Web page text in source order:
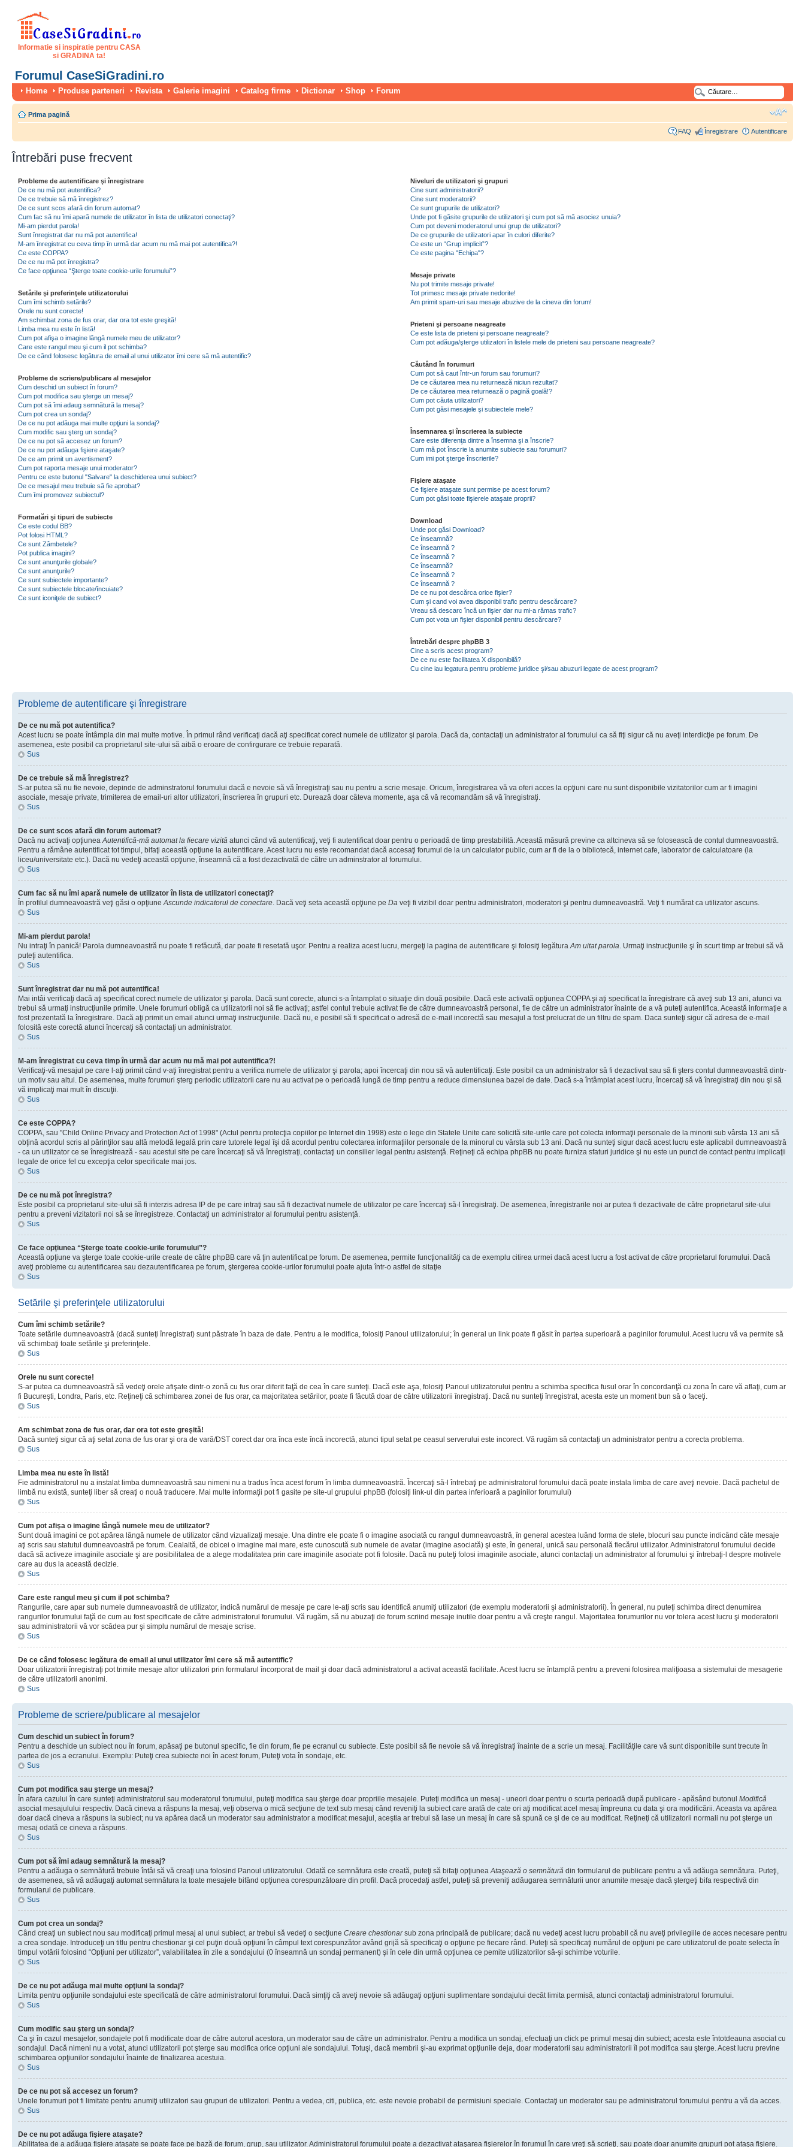
Informatie si inspiratie pentru CASA
si GRADINA ta!
Forumul CaseSiGradini.ro
Home Produse parteneri Revista Galerie imagini Catalog firme Dictionar Shop Forum
Prima pagină
FAQ Înregistrare Autentificare
Întrebări puse frecvent
Probleme de autentificare şi înregistrare
De ce nu mă pot autentifica?
De ce trebuie să mă înregistrez?
De ce sunt scos afară din forum automat?
Cum fac să nu îmi apară numele de utilizator în lista de utilizatori conectaţi?
Mi-am pierdut parola!
Sunt înregistrat dar nu mă pot autentifica!
M-am înregistrat cu ceva timp în urmă dar acum nu mă mai pot autentifica?!
Ce este COPPA?
De ce nu mă pot înregistra?
Ce face opţiunea “Şterge toate cookie-urile forumului”?
Setările şi preferinţele utilizatorului
Cum îmi schimb setările?
Orele nu sunt corecte!
Am schimbat zona de fus orar, dar ora tot este greşită!
Limba mea nu este în listă!
Cum pot afişa o imagine lângă numele meu de utilizator?
Care este rangul meu şi cum il pot schimba?
De ce când folosesc legătura de email al unui utilizator îmi cere să mă autentific?
Probleme de scriere/publicare al mesajelor
Cum deschid un subiect în forum?
Cum pot modifica sau şterge un mesaj?
Cum pot să îmi adaug semnătură la mesaj?
Cum pot crea un sondaj?
De ce nu pot adăuga mai multe opţiuni la sondaj?
Cum modific sau şterg un sondaj?
De ce nu pot să accesez un forum?
De ce nu pot adăuga fişiere ataşate?
De ce am primit un avertisment?
Cum pot raporta mesaje unui moderator?
Pentru ce este butonul "Salvare" la deschiderea unui subiect?
De ce mesajul meu trebuie să fie aprobat?
Cum îmi promovez subiectul?
Formatări şi tipuri de subiecte
Ce este codul BB?
Pot folosi HTML?
Ce sunt Zâmbetele?
Pot publica imagini?
Ce sunt anunţurile globale?
Ce sunt anunţurile?
Ce sunt subiectele importante?
Ce sunt subiectele blocate/încuiate?
Ce sunt iconiţele de subiect?
Niveluri de utilizatori şi grupuri
Cine sunt administratorii?
Cine sunt moderatorii?
Ce sunt grupurile de utilizatori?
Unde pot fi găsite grupurile de utilizatori şi cum pot să mă asociez unuia?
Cum pot deveni moderatorul unui grup de utilizatori?
De ce grupurile de utilizatori apar în culori diferite?
Ce este un “Grup implicit”?
Ce este pagina "Echipa"?
Mesaje private
Nu pot trimite mesaje private!
Tot primesc mesaje private nedorite!
Am primit spam-uri sau mesaje abuzive de la cineva din forum!
Prieteni şi persoane neagreate
Ce este lista de prieteni şi persoane neagreate?
Cum pot adăuga/şterge utilizatori în listele mele de prieteni sau persoane neagreate?
Căutând în forumuri
Cum pot să caut într-un forum sau forumuri?
De ce căutarea mea nu returnează niciun rezultat?
De ce căutarea mea returnează o pagină goală!?
Cum pot căuta utilizatori?
Cum pot găsi mesajele şi subiectele mele?
Însemnarea şi înscrierea la subiecte
Care este diferenţa dintre a însemna şi a înscrie?
Cum mă pot înscrie la anumite subiecte sau forumuri?
Cum imi pot şterge înscrierile?
Fişiere ataşate
Ce fişiere ataşate sunt permise pe acest forum?
Cum pot găsi toate fişierele ataşate proprii?
Download
Unde pot găsi Download?
Ce înseamnă?
Ce înseamnă ?
Ce înseamnă ?
Ce înseamnă?
Ce înseamnă ?
Ce înseamnă ?
De ce nu pot descărca orice fişier?
Cum şi cand voi avea disponibil trafic pentru descărcare?
Vreau să descarc încă un fişier dar nu mi-a rămas trafic?
Cum pot vota un fişier disponibil pentru descărcare?
Întrebări despre phpBB 3
Cine a scris acest program?
De ce nu este facilitatea X disponibilă?
Cu cine iau legatura pentru probleme juridice şi/sau abuzuri legate de acest program?
Probleme de autentificare şi înregistrare
De ce nu mă pot autentifica?
Acest lucru se poate întâmpla din mai multe motive. În primul rând verificaţi dacă aţi specificat corect numele de utilizator şi parola. Dacă da, contactaţi un administrator al forumului ca să fiţi sigur că nu aveţi interdicţie pe forum. De
asemenea, este posibil ca proprietarul site-ului să aibă o eroare de confirgurare ce trebuie reparată.
Sus
De ce trebuie să mă înregistrez?
S-ar putea să nu fie nevoie, depinde de adminstratorul forumului dacă e nevoie să vă înregistraţi sau nu pentru a scrie mesaje. Oricum, înregistrarea vă va oferi acces la opţiuni care nu sunt disponibile vizitatorilor cum ar fi imagini
asociate, mesaje private, trimiterea de email-uri altor utilizatori, înscrierea în grupuri etc. Durează doar câteva momente, aşa că vă recomandăm să vă înregistraţi.
Sus
De ce sunt scos afară din forum automat?
Dacă nu activaţi opţiuneaAutentifică-mă automat la fiecare vizită atunci când vă autentificaţi, veţi fi autentificat doar pentru o perioadă de timp prestabilită. Această măsură previne ca altcineva să se folosească de contul dumneavoastră.
Pentru a rămâne autentificat tot timpul, bifaţi această opţiune la autentificare. Acest lucru nu este recomandat dacă accesaţi forumul de la un calculator public, cum ar fi de la o bibliotecă, internet cafe, laborator de calculatoare (la
liceu/universitate etc.). Dacă nu vedeţi această opţiune, înseamnă că a fost dezactivată de către un adminstrator al forumului.
Sus
Cum fac să nu îmi apară numele de utilizator în lista de utilizatori conectaţi?
În profilul dumneavoastră veţi găsi o opţiuneAscunde indicatorul de conectare. Dacă veţi seta această opţiune pe Da veţi fi vizibil doar pentru administratori, moderatori şi pentru dumneavoastră. Veţi fi numărat ca utilizator ascuns.
Sus
Mi-am pierdut parola!
Nu intraţi în panică! Parola dumneavoastră nu poate fi refăcută, dar poate fi resetată uşor. Pentru a realiza acest lucru, mergeţi la pagina de autentificare şi folosiţi legăturaAm uitat parola. Urmaţi instrucţiunile şi în scurt timp ar trebui să vă
puteţi autentifica.
Sus
Sunt înregistrat dar nu mă pot autentifica!
Mai intâi verificaţi dacă aţi specificat corect numele de utilizator şi parola. Dacă sunt corecte, atunci s-a întamplat o situaţie din două posibile. Dacă este activată opţiunea COPPA şi aţi specificat la înregistrare că aveţi sub 13 ani, atunci va
trebui să urmaţi instrucţiunile primite. Unele forumuri obligă ca utilizatorii noi să fie activaţi; astfel contul trebuie activat fie de către dumneavoastră personal, fie de către un administrator înainte de a vă puteţi autentifica. Această informaţie a
fost prezentată la înregistrare. Dacă aţi primit un email atunci urmaţi instrucţiunile. Dacă nu, e posibil să fi specificat o adresă de e-mail incorectă sau mesajul a fost prelucrat de un filtru de spam. Daca sunteţi sigur că adresa de e-mail
folosită este corectă atunci încercaţi să contactaţi un administrator.
Sus
M-am înregistrat cu ceva timp în urmă dar acum nu mă mai pot autentifica?!
Verificaţi-vă mesajul pe care l-aţi primit când v-aţi înregistrat pentru a verifica numele de utilizator şi parola; apoi încercaţi din nou să vă autentificaţi. Este posibil ca un administrator să fi dezactivat sau să fi şters contul dumneavoastră dintr-
un motiv sau altul. De asemenea, multe forumuri şterg periodic utilizatorii care nu au activat pe o perioadă lungă de timp pentru a reduce dimensiunea bazei de date. Dacă s-a întâmplat acest lucru, încercaţi să vă înregistraţi din nou şi să
vă implicaţi mai mult în discuţii.
Sus
Ce este COPPA?
COPPA, sau "Child Online Privacy and Protection Act of 1998" (Actul penrtu protecţia copiilor pe Internet din 1998) este o lege din Statele Unite care solicită site-urile care pot colecta informaţii personale de la minorii sub vârsta 13 ani să
obţină acordul scris al părinţilor sau altă metodă legală prin care tutorele legal îşi dă acordul pentru colectarea informaţiilor personale de la minorul cu vârsta sub 13 ani. Dacă nu sunteţi sigur dacă acest lucru este aplicabil dumneavoastră
- ca un utilizator ce se înregistrează - sau acestui site pe care încercaţi să vă înregistraţi, contactaţi un consilier legal pentru asistenţă. Reţineţi că echipa phpBB nu poate furniza sfaturi juridice şi nu este un punct de contact pentru implicaţii
legale de orice fel cu excepţia celor specificate mai jos.
Sus
De ce nu mă pot înregistra?
Este posibil ca proprietarul site-ului să fi interzis adresa IP de pe care intraţi sau să fi dezactivat numele de utilizator pe care încercaţi să-l înregistraţi. De asemenea, înregistrarile noi ar putea fi dezactivate de către proprietarul site-ului
pentru a preveni vizitatorii noi să se înregistreze. Contactaţi un administrator al forumului pentru asistenţă.
Sus
Ce face opţiunea “Şterge toate cookie-urile forumului”?
Această opţiune va şterge toate cookie-urile create de către phpBB care vă ţin autentificat pe forum. De asemenea, permite funcţionalităţi ca de exemplu citirea urmei dacă acest lucru a fost activat de către proprietarul forumului. Dacă
aveţi probleme cu autentificarea sau dezautentificarea pe forum, ştergerea cookie-urilor forumului poate ajuta într-o astfel de sitaţie
Sus
Setările şi preferinţele utilizatorului
Cum îmi schimb setările?
Toate setările dumneavoastră (dacă sunteţi înregistrat) sunt păstrate în baza de date. Pentru a le modifica, folosiţi Panoul utilizatorului; în general un link poate fi găsit în partea superioară a paginilor forumului. Acest lucru vă va permite să
vă schimbaţi toate setările şi preferinţele.
Sus
Orele nu sunt corecte!
S-ar putea ca dumneavoastră să vedeţi orele afişate dintr-o zonă cu fus orar diferit faţă de cea în care sunteţi. Dacă este aşa, folosiţi Panoul utilizatorului pentru a schimba specifica fusul orar în concordanţă cu zona în care vă aflaţi, cum ar
fi Bucureşti, Londra, Paris, etc. Reţineţi că schimbarea zonei de fus orar, ca majoritatea setărilor, poate fi făcută doar de către utilizatorii înregistraţi. Dacă nu sunteţi înregistrat, acesta este un moment bun să o faceţi.
Sus
Am schimbat zona de fus orar, dar ora tot este greşită!
Dacă sunteţi sigur că aţi setat zona de fus orar şi ora de vară/DST corect dar ora înca este încă incorectă, atunci tipul setat pe ceasul serverului este incorect. Vă rugăm să contactaţi un administrator pentru a corecta problema.
Sus
Limba mea nu este în listă!
Fie administratorul nu a instalat limba dumneavoastră sau nimeni nu a tradus înca acest forum în limba dumneavoastră. Încercaţi să-l întrebaţi pe administratorul forumului dacă poate instala limba de care aveţi nevoie. Dacă pachetul de
limbă nu există, sunteţi liber să creaţi o nouă traducere. Mai multe informaţii pot fi gasite pe site-ul grupului phpBB (folosiţi link-ul din partea inferioară a paginilor forumului)
Sus
Cum pot afişa o imagine lângă numele meu de utilizator?
Sunt două imagini ce pot apărea lângă numele de utilizator când vizualizaţi mesaje. Una dintre ele poate fi o imagine asociată cu rangul dumneavoastră, în general acestea luând forma de stele, blocuri sau puncte indicând câte mesaje
aţi scris sau statutul dumneavoastră pe forum. Cealaltă, de obicei o imagine mai mare, este cunoscută sub numele de avatar (imagine asociată) şi este, în general, unică sau personală fiecărui utilizator. Administratorul forumului decide
dacă să activeze imaginile asociate şi are posibilitatea de a alege modalitatea prin care imaginile asociate pot fi folosite. Dacă nu puteţi folosi imaginile asociate, atunci contactaţi un administrator al forumului şi întrebaţi-l despre motivele
care au dus la această decizie.
Sus
Care este rangul meu şi cum il pot schimba?
Rangurile, care apar sub numele dumneavoastră de utilizator, indică numărul de mesaje pe care le-aţi scris sau identifică anumiţi utilizatori (de exemplu moderatorii şi administratorii). În general, nu puteţi schimba direct denumirea
rangurilor forumului faţă de cum au fost specificate de către administratorul forumului. Vă rugăm, să nu abuzaţi de forum scriind mesaje inutile doar pentru a vă creşte rangul. Majoritatea forumurilor nu vor tolera acest lucru şi moderatorii
sau administratorii vă vor scădea pur şi simplu numărul de mesaje scrise.
Sus
De ce când folosesc legătura de email al unui utilizator îmi cere să mă autentific?
Doar utilizatorii înregistraţi pot trimite mesaje altor utilizatori prin formularul încorporat de mail şi doar dacă administratorul a activat această facilitate. Acest lucru se întamplă pentru a preveni folosirea maliţioasa a sistemului de mesagerie
de către utilizatorii anonimi.
Sus
Probleme de scriere/publicare al mesajelor
Cum deschid un subiect în forum?
Pentru a deschide un subiect nou în forum, apăsaţi pe butonul specific, fie din forum, fie pe ecranul cu subiecte. Este posibil să fie nevoie să vă înregistraţi înainte de a scrie un mesaj. Facilităţile care vă sunt disponibile sunt trecute în
partea de jos a ecranului. Exemplu: Puteţi crea subiecte noi în acest forum, Puteţi vota în sondaje, etc.
Sus
Cum pot modifica sau şterge un mesaj?
În afara cazului în care sunteţi administratorul sau moderatorul forumului, puteţi modifica sau şterge doar propriile mesajele. Puteţi modifica un mesaj - uneori doar pentru o scurta perioadă după publicare - apăsând butonul Modifică
asociat mesajulului respectiv. Dacă cineva a răspuns la mesaj, veţi observa o mică secţiune de text sub mesaj când reveniţi la subiect care arată de cate ori aţi modificat acel mesaj împreuna cu data şi ora modificării. Aceasta va apărea
doar dacă cineva a răspuns la subiect; nu va apărea dacă un moderator sau administrator a modificat mesajul, aceştia ar trebui să lase un mesaj în care să spună ce şi de ce au modificat. Reţineţi că utilizatorii normali nu pot şterge un
mesaj odată ce cineva a răspuns.
Sus
Cum pot să îmi adaug semnătură la mesaj?
Pentru a adăuga o semnătură trebuie întâi să vă creaţi una folosind Panoul utilizatorului. Odată ce semnătura este creată, puteţi să bifaţi opţiuneaAtaşează o semnătură din formularul de publicare pentru a vă adăuga semnătura. Puteţi,
de asemenea, să vă adăugaţi automat semnătura la toate mesajele bifând opţiunea corespunzătoare din profil. Dacă procedaţi astfel, puteţi să preveniţi adăugarea semnăturii unor anumite mesaje dacă ştergeţi bifa respectivă din
formularul de publicare.
Sus
Cum pot crea un sondaj?
Când creaţi un subiect nou sau modificaţi primul mesaj al unui subiect, ar trebui să vedeţi o secţiune Creare chestionarsub zona principală de publicare; dacă nu vedeţi acest lucru probabil că nu aveţi privilegiile de acces necesare pentru
a crea sondaje. Introduceţi un titlu pentru chestionar şi cel puţin două opţiuni în câmpul text corespunzător având grijă să specificaţi o opţiune pe fiecare rând. Puteţi să specificaţi numărul de opţiuni pe care utilizatorul de poate selecta în
timpul votării folosind “Opţiuni per utilizator”, valabilitatea în zile a sondajului (0 înseamnă un sondaj permanent) şi în cele din urmă opţiunea ce pemite utilizatorilor să-şi schimbe voturile.
Sus
De ce nu pot adăuga mai multe opţiuni la sondaj?
Limita pentru opţiunile sondajului este specificată de către administratorul forumului. Dacă simţiţi că aveţi nevoie să adăugaţi opţiuni suplimentare sondajului decât limita permisă, atunci contactaţi administratorul forumului.
Sus
Cum modific sau şterg un sondaj?
Ca şi în cazul mesajelor, sondajele pot fi modificate doar de către autorul acestora, un moderator sau de către un administrator. Pentru a modifica un sondaj, efectuaţi un click pe primul mesaj din subiect; acesta este întotdeauna asociat cu
sondajul. Dacă nimeni nu a votat, atunci utilizatorii pot şterge sau modifica orice opţiuni ale sondajului. Totuşi, dacă membrii şi-au exprimat opţiunile deja, doar moderatorii sau administratorii îl pot modifica sau şterge. Acest lucru previne
schimbarea opţiunilor sondajului înainte de finalizarea acestuia.
Sus
De ce nu pot să accesez un forum?
Unele forumuri pot fi limitate pentru anumiţi utilizatori sau grupuri de utilizatori. Pentru a vedea, citi, publica, etc. este nevoie probabil de permisiuni speciale. Contactaţi un moderator sau pe administratorul forumului pentru a vă da acces.
Sus
De ce nu pot adăuga fişiere ataşate?
Abilitatea de a adăuga fişiere ataşate se poate face pe bază de forum, grup, sau utilizator. Administratorul forumului poate a dezactivat ataşarea fişierelor în forumul în care vreţi să scrieţi, sau poate doar anumite grupuri pot ataşa fişiere.